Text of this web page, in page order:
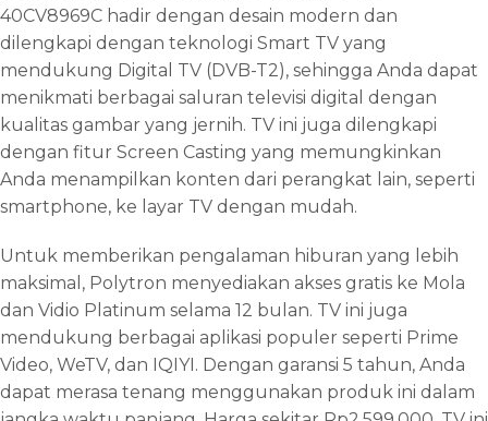
40CV8969C hadir dengan desain modern dan
dilengkapi dengan teknologi Smart TV yang
mendukung Digital TV (DVB-T2), sehingga Anda dapat
menikmati berbagai saluran televisi digital dengan
kualitas gambar yang jernih. TV ini juga dilengkapi
dengan fitur Screen Casting yang memungkinkan
Anda menampilkan konten dari perangkat lain, seperti
smartphone, ke layar TV dengan mudah.
Untuk memberikan pengalaman hiburan yang lebih
maksimal, Polytron menyediakan akses gratis ke Mola
dan Vidio Platinum selama 12 bulan. TV ini juga
mendukung berbagai aplikasi populer seperti Prime
Video, WeTV, dan IQIYI. Dengan garansi 5 tahun, Anda
dapat merasa tenang menggunakan produk ini dalam